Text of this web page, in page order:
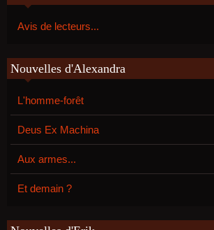
Avis de lecteurs...
Nouvelles d'Alexandra
L'homme-forêt
Deus Ex Machina
Aux armes...
Et demain ?